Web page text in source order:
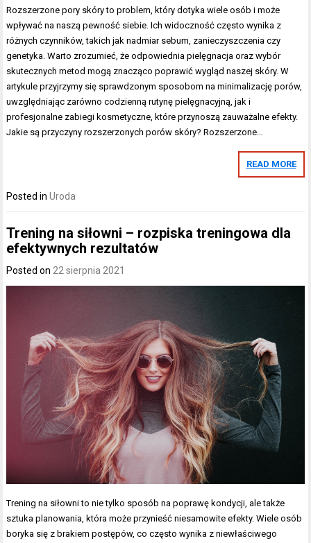
Rozszerzone pory skóry to problem, który dotyka wiele osób i może
wpływać na naszą pewność siebie. Ich widoczność często wynika z
różnych czynników, takich jak nadmiar sebum, zanieczyszczenia czy
genetyka. Warto zrozumieć, że odpowiednia pielęgnacja oraz wybór
skutecznych metod mogą znacząco poprawić wygląd naszej skóry. W
artykule przyjrzymy się sprawdzonym sposobom na minimalizację porów,
uwzględniając zarówno codzienną rutynę pielęgnacyjną, jak i
profesjonalne zabiegi kosmetyczne, które przynoszą zauważalne efekty.
Jakie są przyczyny rozszerzonych porów skóry? Rozszerzone…
READ MORE
Posted inUroda
Trening na siłowni – rozpiska treningowa dla
efektywnych rezultatów
Posted on22 sierpnia 2021
Trening na siłowni to nie tylko sposób na poprawę kondycji, ale także
sztuka planowania, która może przynieść niesamowite efekty. Wiele osób
boryka się z brakiem postępów, co często wynika z niewłaściwego